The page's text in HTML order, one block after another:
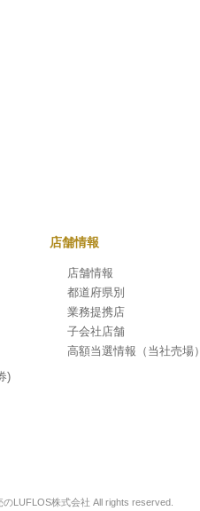
)
店舗情報
店舗情報
都道府県別
業務提携店
子会社店舗
高額当選情報 （当社売場）
のLUFLOS株式会社 All rights reserved.